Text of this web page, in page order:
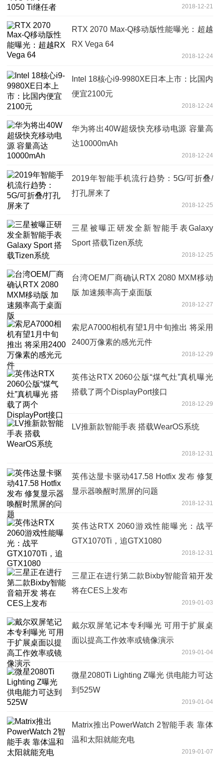
2018-12-21
RTX 2070 Max-Q移动版性能曝光：超越
RX Vega 64
2018-12-24
Intel 18核心i9-9980XE日本上市：比国内
便宜2100元
2018-12-24
华为将出40W超级快充移动电源 容量高
达10000mAh
2018-12-24
2019年智能手机流行趋势：5G/可折叠/
打孔屏来了
2018-12-25
三星被曝正研发全新智能手表Galaxy
Sport 搭载Tizen系统
2018-12-25
台湾OEM厂商确认RTX 2080 MXM移动
版 加速频率高于桌面版
2018-12-27
索尼A7000相机有望1月中旬推出 将采用
2400万像素的感光元件
2018-12-29
英伟达RTX 2060公版“煤气灶”真机曝光
搭载了两个DisplayPort接口
2018-12-29
LV推新款智能手表 搭载WearOS系统
2018-12-31
英伟达显卡驱动417.58 Hotfix 发布 修复
显示器唤醒时黑屏的问题
2018-12-31
英伟达RTX 2060游戏性能曝光：战平
GTX1070Ti，追GTX1080
2018-12-31
三星正在进行第二款Bixby智能音箱开发
将在CES上发布
2019-01-03
戴尔双屏笔记本专利曝光 可用于扩展桌
面以提高工作效率或镜像演示
2019-01-04
微星2080Ti Lighting Z曝光 供电能力可达
到525W
2019-01-04
Matrix推出PowerWatch 2智能手表 靠体
温和太阳就能充电
2019-01-07